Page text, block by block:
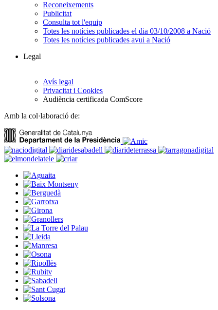
Reconeixements
Publicitat
Consulta tot l'equip
Totes les notícies publicades el dia 03/10/2008 a Nació
Totes les notícies publicades avui a Nació
Legal
Avís legal
Privacitat i Cookies
Audiència certificada ComScore
Amb la col·laboració de: